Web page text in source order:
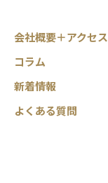
会社概要＋アクセス
コラム
新着情報
よくある質問